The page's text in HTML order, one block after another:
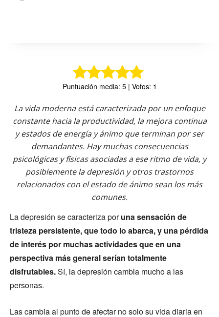
Puntuación media: 5 | Votos: 1
La vida moderna está caracterizada por un enfoque
constante hacia la productividad, la mejora continua
y estados de energía y ánimo que terminan por ser
demandantes. Hay muchas consecuencias
psicológicas y físicas asociadas a ese ritmo de vida, y
posiblemente la depresión y otros trastornos
relacionados con el estado de ánimo sean los más
comunes.
La depresión se caracteriza poruna sensación de
tristeza persistente, que todo lo abarca, y una pérdida
de interés por muchas actividades que en una
perspectiva más general serían totalmente
disfrutables.Sí, la depresión cambia mucho a las
personas.
Las cambia al punto de afectar no solo su vida diaria en